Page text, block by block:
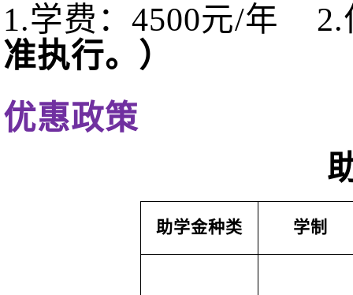
1.学费：4500元/年
准执行。）
优惠政策
助学金种类 学制